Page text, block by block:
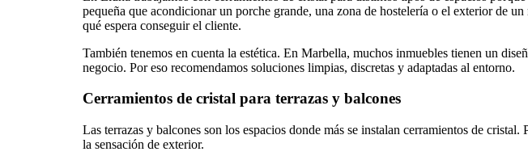
pequeña que acondicionar un porche grande, una zona de hostelería o el exterior de
qué espera conseguir el cliente.
También tenemos en cuenta la estética. En Marbella, muchos inmuebles tienen un
negocio. Por eso recomendamos soluciones limpias, discretas y adaptadas al entorno.
Cerramientos de cristal para terrazas y balcones
Las terrazas y balcones son los espacios donde más se instalan cerramientos de
la sensación de exterior.